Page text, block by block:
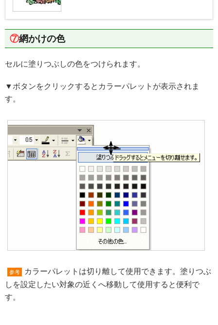
⑦網かけの色
セルに塗りつぶしの色をつけられます。
▼ボタンをクリックするとカラーパレットが表示されま
す。
参考
カラーパレットは切り離して使用できます。塗りつぶ
しを設定したい対象の近くへ移動して使用すると便利で
す。